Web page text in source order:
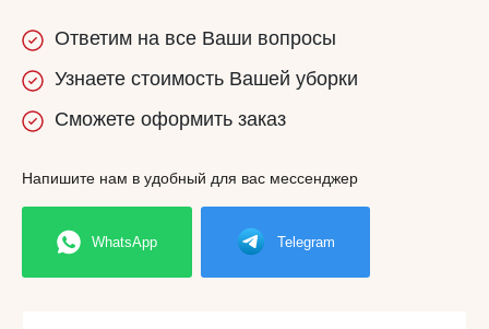
Ответим на все Ваши вопросы
Узнаете стоимость Вашей уборки
Сможете оформить заказ
Напишите нам в удобный для вас мессенджер
WhatsApp Telegram